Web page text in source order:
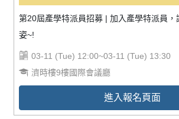
第20屆產學特派員招募 | 加入產學特派員，
姿~!
03-11 (Tue) 12:00~03-11 (Tue) 13:30
濟時樓9樓國際會議廳
進入報名頁面